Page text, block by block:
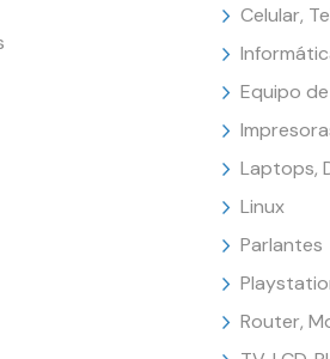
Celular,
Equipo
Laptops,
Linux
Parlantes
Router,